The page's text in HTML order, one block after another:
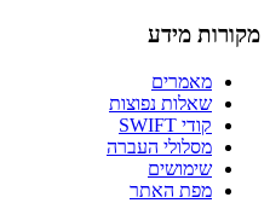
מקורות מידע
מאמרים
שאלות נפוצות
קודי SWIFT
מסלולי העברה
שימושים
מפת האתר